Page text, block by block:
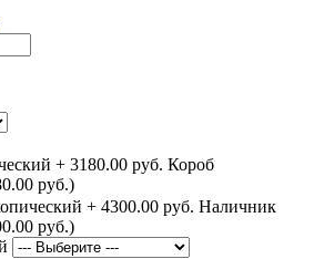
Короб
руб.)
Наличник
руб.)